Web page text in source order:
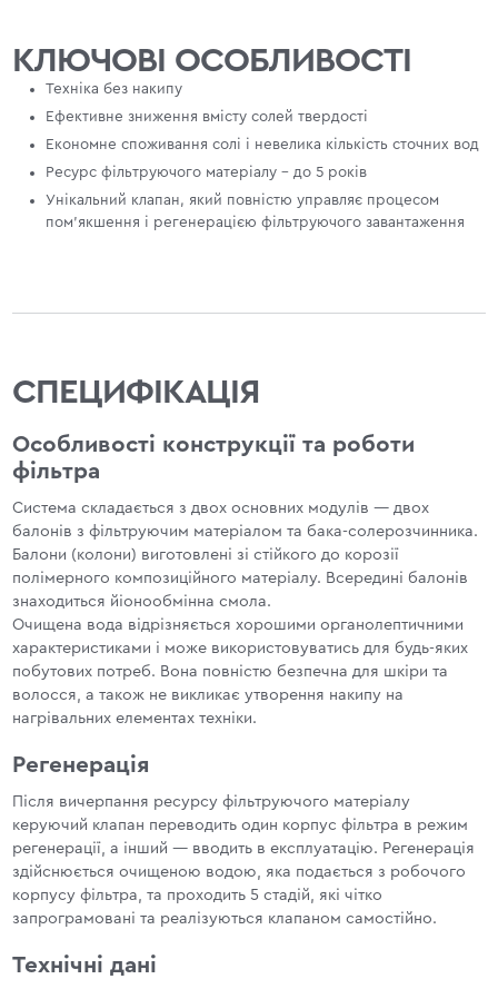
КЛЮЧОВІ ОСОБЛИВОСТІ
Техніка без накипу
Ефективне зниження вмісту солей твердості
Економне споживання солі і невелика кількість сточних вод
Ресурс фільтруючого матеріалу - до 5 років
Унікальний клапан, який повністю управляє процесом
пом'якшення і регенерацією фільтруючого завантаження
СПЕЦИФІКАЦІЯ
Особливості конструкції та роботи
фільтра
Система складається з двох основних модулів — двох
балонів з фільтруючим матеріалом та бака-солерозчинника.
Балони (колони) виготовлені зі стійкого до корозії
полімерного композиційного матеріалу. Всередині балонів
знаходиться йіонообмінна смола.
Очищена вода відрізняється хорошими органолептичними
характеристиками і може використовуватись для будь-яких
побутових потреб. Вона повністю безпечна для шкіри та
волосся, а також не викликає утворення накипу на
нагрівальних елементах техніки.
Регенерація
Після вичерпання ресурсу фільтруючого матеріалу
керуючий клапан переводить один корпус фільтра в режим
регенерації, а інший — вводить в експлуатацію. Регенерація
здійснюється очищеною водою, яка подається з робочого
корпусу фільтра, та проходить 5 стадій, які чітко
запрограмовані та реалізуються клапаном самостійно.
Технічні дані